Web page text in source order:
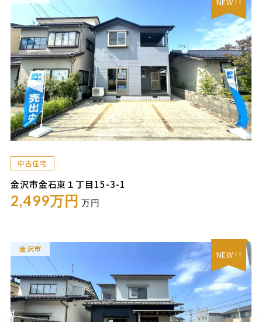
中古住宅
金沢市金石東１丁目15-3-1
2,499万円 万円
金沢市
NEW ! !